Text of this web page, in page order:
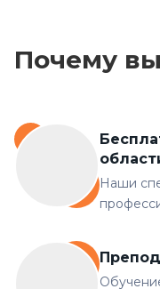
Почему
Наши